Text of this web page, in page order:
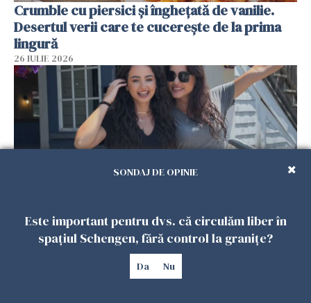
Crumble cu piersici și înghețată de vanilie.
Desertul verii care te cucerește de la prima
lingură
26 IULIE 2026
Cum au devenit două românce de neînlocuit
într-un restaurant din SUA. Patronul: „Nu știu
ce o să mă fac fără voi”
SONDAJ DE OPINIE
Este important pentru dvs. că circulăm liber în
spațiul Schengen, fără control la granițe?
Da Nu